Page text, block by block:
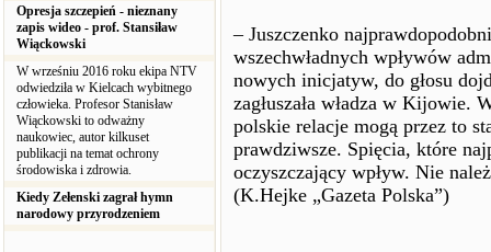
Opresja szczepień - nieznany
zapis wideo - prof. Stansiław
Wiąckowski
W wrześniu 2016 roku ekipa NTV
odwiedziła w Kielcach wybitnego
człowieka. Profesor Stanisław
Wiąckowski to odważny
naukowiec, autor kilkuset
publikacji na temat ochrony
środowiska i zdrowia.
Kiedy Zełenski zagrał hymn
narodowy przyrodzeniem
– Juszczenko
wszechwładnych wpływów
nowych inicjatyw, do głosu
zagłuszała władza w Kijowie.
polskie relacje mogą przez to
prawdziwsze. Spięcia, które
oczyszczający wpływ. Nie
(K.Hejke „Gazeta Polska”)